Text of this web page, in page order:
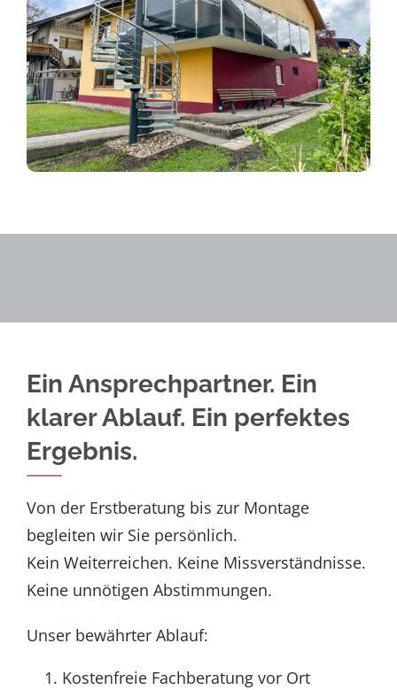
Ein Ansprechpartner. Ein
klarer Ablauf. Ein perfektes
Ergebnis.
Von der Erstberatung bis zur Montage
begleiten wir Sie persönlich.
Kein Weiterreichen. Keine Missverständnisse.
Keine unnötigen Abstimmungen.
Unser bewährter Ablauf:
Kostenfreie Fachberatung vor Ort